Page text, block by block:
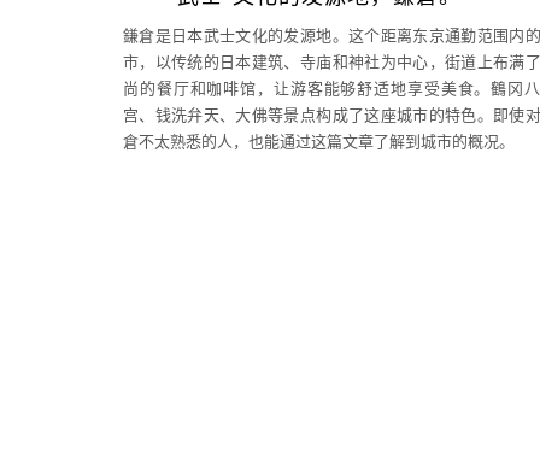
鎌倉是日本武士文化的发源地。这个距离东京通勤范围内
市，以传统的日本建筑、寺庙和神社为中心，街道上布满
尚的餐厅和咖啡馆，让游客能够舒适地享受美食。鶴冈
宫、钱洗弁天、大佛等景点构成了这座城市的特色。即使
倉不太熟悉的人，也能通过这篇文章了解到城市的概况。